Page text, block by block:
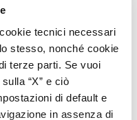
tecnici necessari
stesso, nonché cookie
terze parti. Se vuoi
“X” e ciò
di default e
in assenza di
mehr Wert auf